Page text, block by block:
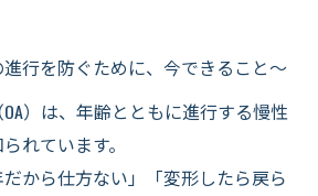
行を防ぐために、今できること～
）は、年齢とともに進行する慢性
れています。
から仕方ない」「変形したら戻ら